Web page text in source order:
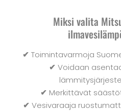
Miksi valita
✔ Toimintavarmoja
✔ Voidaan
✔ Merkittävät
✔ Vesivaraaja